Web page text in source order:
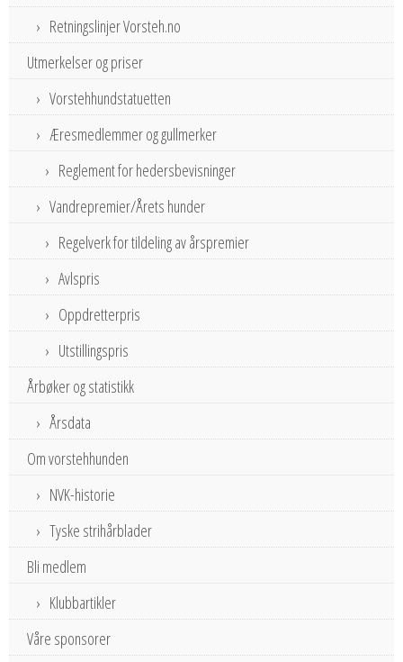
Retningslinjer Vorsteh.no
Utmerkelser og priser
Vorstehhundstatuetten
Æresmedlemmer og gullmerker
Reglement for hedersbevisninger
Vandrepremier/Årets hunder
Regelverk for tildeling av årspremier
Avlspris
Oppdretterpris
Utstillingspris
Årbøker og statistikk
Årsdata
Om vorstehhunden
NVK-historie
Tyske strihårblader
Bli medlem
Klubbartikler
Våre sponsorer